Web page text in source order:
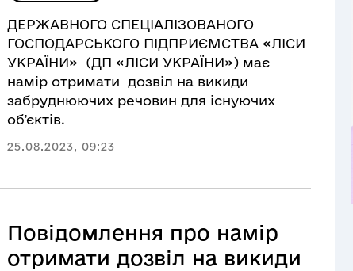
ДЕРЖАВНОГО СПЕЦІАЛІЗОВАНОГО
ГОСПОДАРСЬКОГО ПІДПРИЄМСТВА «ЛІСИ
УКРАЇНИ» (ДП «ЛІСИ УКРАЇНИ») має
намір отримати дозвіл на викиди
забруднюючих речовин для існуючих
об’єктів.
25.08.2023, 09:23
Повідомлення про намір
отримати дозвіл на викиди